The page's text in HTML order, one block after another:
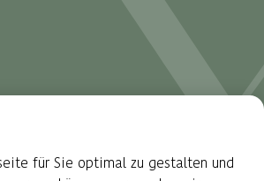
für Sie optimal zu gestalten und